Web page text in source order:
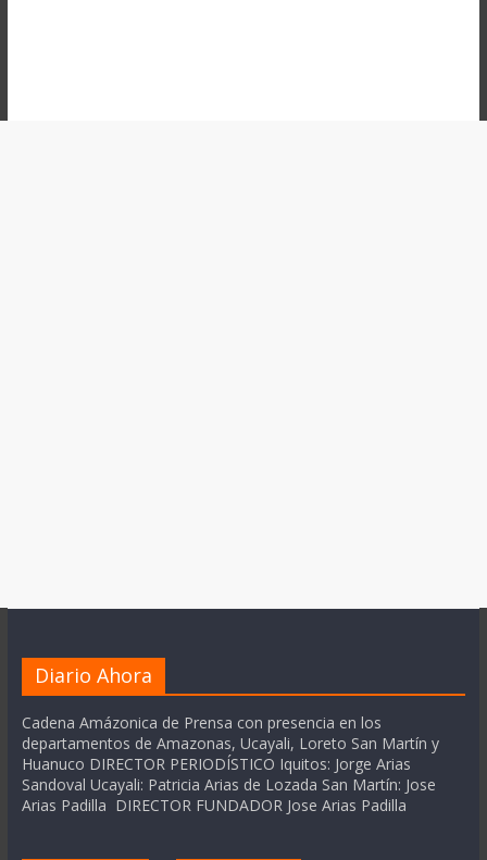
Diario Ahora
Cadena Amázonica de Prensa con presencia en los
departamentos de Amazonas, Ucayali, Loreto San Martín y
Huanuco DIRECTOR PERIODÍSTICO Iquitos: Jorge Arias
Sandoval Ucayali: Patricia Arias de Lozada San Martín: Jose
Arias Padilla DIRECTOR FUNDADOR Jose Arias Padilla